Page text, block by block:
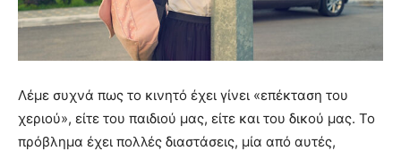
Λέμε συχνά πως το κινητό έχει γίνει «επέκταση του
χεριού», είτε του παιδιού μας, είτε και του δικού μας. Το
πρόβλημα έχει πολλές διαστάσεις, μία από αυτές,